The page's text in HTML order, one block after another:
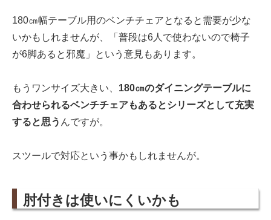
180㎝幅テーブル用のベンチチェアとなると需要が少な
いかもしれませんが、「普段は6人で使わないので椅子
が6脚あると邪魔」という意見もあります。
もうワンサイズ大きい、 180㎝のダイニングテーブルに
合わせられるベンチチェアもあるとシリーズとして充実
すると思う んですが。
スツールで対応という事かもしれませんが。
肘付きは使いにくいかも